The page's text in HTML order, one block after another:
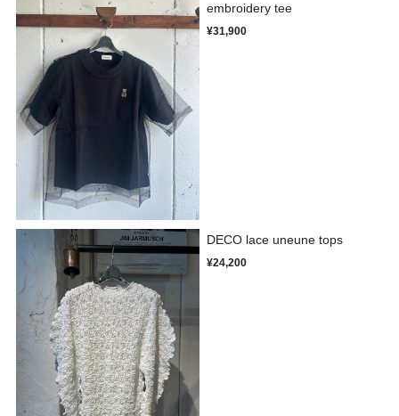
embroidery tee
¥31,900
DECO lace uneune tops
¥24,200